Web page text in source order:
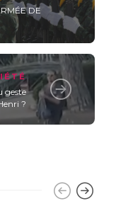
DE
geste
?